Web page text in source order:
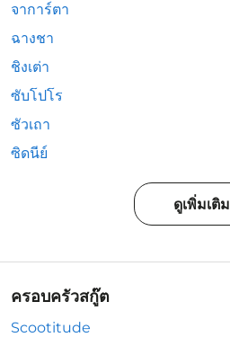
จาการ์ตา
ฉางชา
ชิงเต่า
ซับโปโร
ซัวเถา
ซิดนีย์
ดูเพิ่มเติม
ครอบครัวสกู๊ต
Scootitude